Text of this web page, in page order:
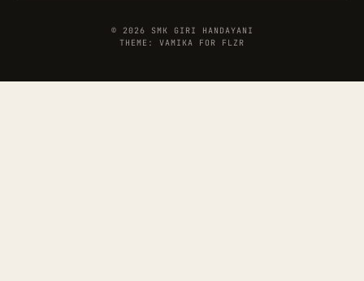
© 2026 SMK GIRI HANDAYANI
THEME: VAMIKA FOR FLZR